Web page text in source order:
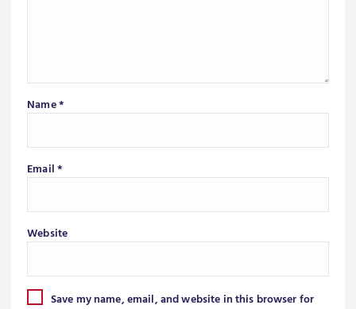
Name*
Email*
Website
Save my name, email, and website in this browser for